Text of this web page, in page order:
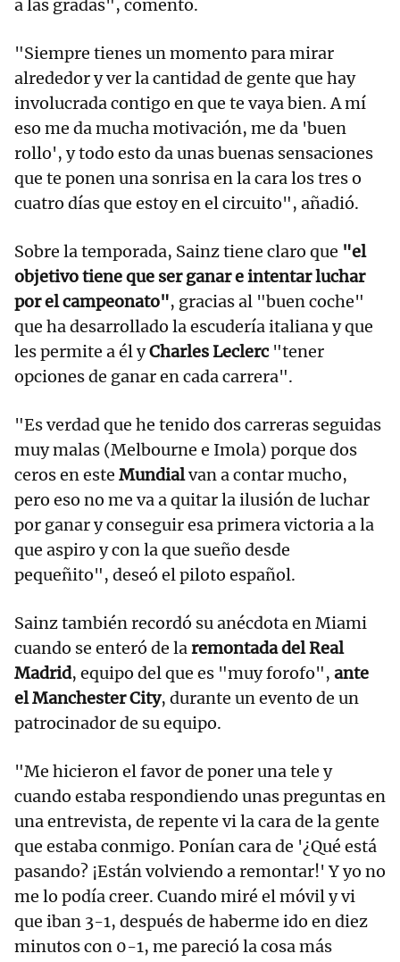
a las gradas", comentó.
"Siempre tienes un momento para mirar
alrededor y ver la cantidad de gente que hay
involucrada contigo en que te vaya bien. A mí
eso me da mucha motivación, me da 'buen
rollo', y todo esto da unas buenas sensaciones
que te ponen una sonrisa en la cara los tres o
cuatro días que estoy en el circuito", añadió.
Sobre la temporada, Sainz tiene claro que "el
objetivo tiene que ser ganar e intentar luchar
por el campeonato", gracias al "buen coche"
que ha desarrollado la escudería italiana y que
les permite a él yCharles Leclerc"tener
opciones de ganar en cada carrera".
"Es verdad que he tenido dos carreras seguidas
muy malas (Melbourne e Imola) porque dos
ceros en este Mundialvan a contar mucho,
pero eso no me va a quitar la ilusión de luchar
por ganar y conseguir esa primera victoria a la
que aspiro y con la que sueño desde
pequeñito", deseó el piloto español.
Sainz también recordó su anécdota en Miami
cuando se enteró de laremontada del Real
Madrid, equipo del que es "muy forofo", ante
el Manchester City, durante un evento de un
patrocinador de su equipo.
"Me hicieron el favor de poner una tele y
cuando estaba respondiendo unas preguntas en
una entrevista, de repente vi la cara de la gente
que estaba conmigo. Ponían cara de '¿Qué está
pasando? ¡Están volviendo a remontar!' Y yo no
me lo podía creer. Cuando miré el móvil y vi
que iban 3-1, después de haberme ido en diez
minutos con 0-1, me pareció la cosa más